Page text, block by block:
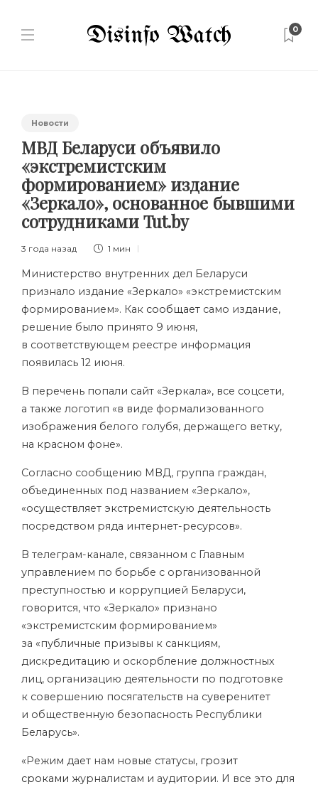
0
Новости
МВД Беларуси объявило
«экстремистским
формированием» издание
«Зеркало», основанное бывшими
сотрудниками Tut.by
3 года назад 1 мин
Министерство внутренних дел Беларуси
признало издание «Зеркало» «экстремистским
формированием». Как сообщает само издание,
решение было принято 9 июня,
в соответствующем реестре информация
появилась 12 июня.
В перечень попали сайт «Зеркала», все соцсети,
а также логотип «в виде формализованного
изображения белого голубя, держащего ветку,
на красном фоне».
Согласно сообщению МВД, группа граждан,
объединенных под названием «Зеркало»,
«осуществляет экстремистскую деятельность
посредством ряда интернет-ресурсов».
В телеграм-канале, связанном с Главным
управлением по борьбе с организованной
преступностью и коррупцией Беларуси,
говорится, что «Зеркало» признано
«экстремистским формированием»
за «публичные призывы к санкциям,
дискредитацию и оскорбление должностных
лиц, организацию деятельности по подготовке
к совершению посягательств на суверенитет
и общественную безопасность Республики
Беларусь».
«Режим дает нам новые статусы, грозит
сроками журналистам и аудитории. И все это для